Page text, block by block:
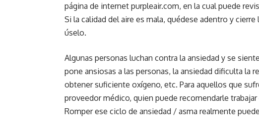
página de internet purpleair.com, en la cual puede
Si la calidad del aire es mala, quédese adentro y
úselo.
Algunas personas luchan contra la ansiedad y se
pone ansiosas a las personas, la ansiedad dificulta la
obtener suficiente oxígeno, etc. Para aquellos que
proveedor médico, quien puede recomendarle
Romper ese ciclo de ansiedad / asma realmente